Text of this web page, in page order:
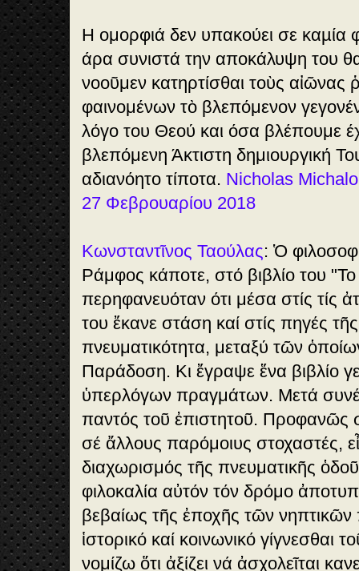
Η ομορφιά δεν υπακούει σε καµία
άρα συνιστά την αποκάλυψη του
νοοῦμεν κατηρτίσθαι τοὺς αἰῶνας
φαινομένων τὸ βλεπόμενον
λόγο του Θεού και όσα βλέπουμε
βλεπόμενη Άκτιστη δημιουργική
αδιανόητο τίποτα. Nicholas
27 Φεβρουαρίου 2018
Κωνσταντῖνος Ταούλας: Ὁ
Ράμφος κάποτε, στό βιβλίο του
περηφανευόταν ότι μέσα στίς τίς
του ἔκανε στάση καί στίς πηγές
πνευματικότητα, μεταξύ τῶν
Παράδοση. Κι ἔγραψε ἕνα βιβλίο
ὑπερλόγων πραγμάτων. Μετά
παντός τοῦ ἐπιστητοῦ. Προφανῶς
σέ ἄλλους παρόμοιυς στοχαστές,
διαχωρισμός τῆς πνευματικῆς
φιλοκαλία αὐτόν τόν δρόμο
βεβαίως τῆς ἐποχῆς τῶν
ἱστορικό καί κοινωνικό γίγνεσθαι
νομίζω ὅτι ἀξίζει νά ἀσχολεῖται